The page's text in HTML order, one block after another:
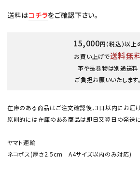
送料はコチラをご確認下さい。
15,000円（税込）以上
お買い上げで送料無
革や長巻物は別途送料
ご負担お願いいたします。
在庫のある商品はご注文確認後、3日以内にお届け
原則的には在庫のある商品は即日又翌日の発送に
ヤマト運輸
ネコポス(厚さ2.5cm A4サイズ以内のみ対応)